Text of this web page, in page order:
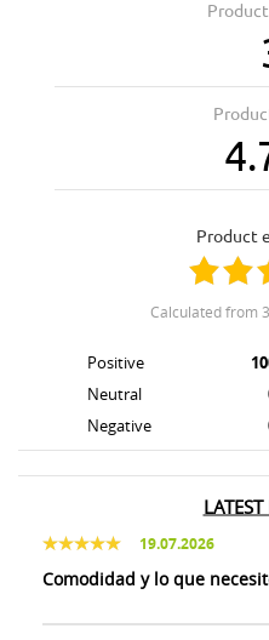
product
calculated from
Positive
Neutral
Negative
LATEST
19.07.2026
Comodidad y lo que